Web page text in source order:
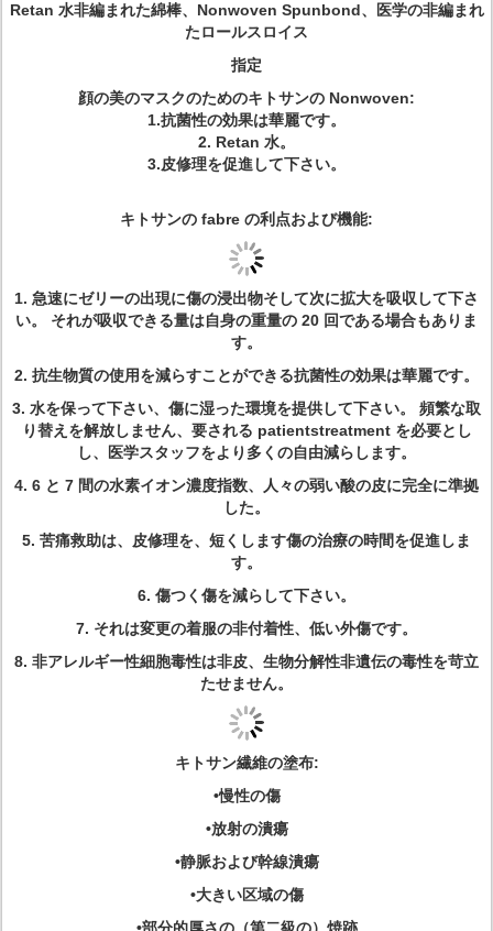
Retan 水非編まれた綿棒、Nonwoven Spunbond、医学の非編まれ
たロールスロイス
指定
顔の美のマスクのためのキトサンの Nonwoven:
1.抗菌性の効果は華麗です。
2. Retan 水。
3.皮修理を促進して下さい。
キトサンの fabre の利点および機能:
1. 急速にゼリーの出現に傷の浸出物そして次に拡大を吸収して下さ
い。 それが吸収できる量は自身の重量の 20 回である場合もありま
す。
2. 抗生物質の使用を減らすことができる抗菌性の効果は華麗です。
3. 水を保って下さい、傷に湿った環境を提供して下さい。 頻繁な取
り替えを解放しません、要される patientstreatment を必要とし
し、医学スタッフをより多くの自由減らします。
4. 6 と 7 間の水素イオン濃度指数、人々の弱い酸の皮に完全に準拠
した。
5. 苦痛救助は、皮修理を、短くします傷の治療の時間を促進しま
す。
6. 傷つく傷を減らして下さい。
7. それは変更の着服の非付着性、低い外傷です。
8. 非アレルギー性細胞毒性は非皮、生物分解性非遺伝の毒性を苛立
たせません。
キトサン繊維の塗布:
•慢性の傷
•放射の潰瘍
•静脈および幹線潰瘍
•大きい区域の傷